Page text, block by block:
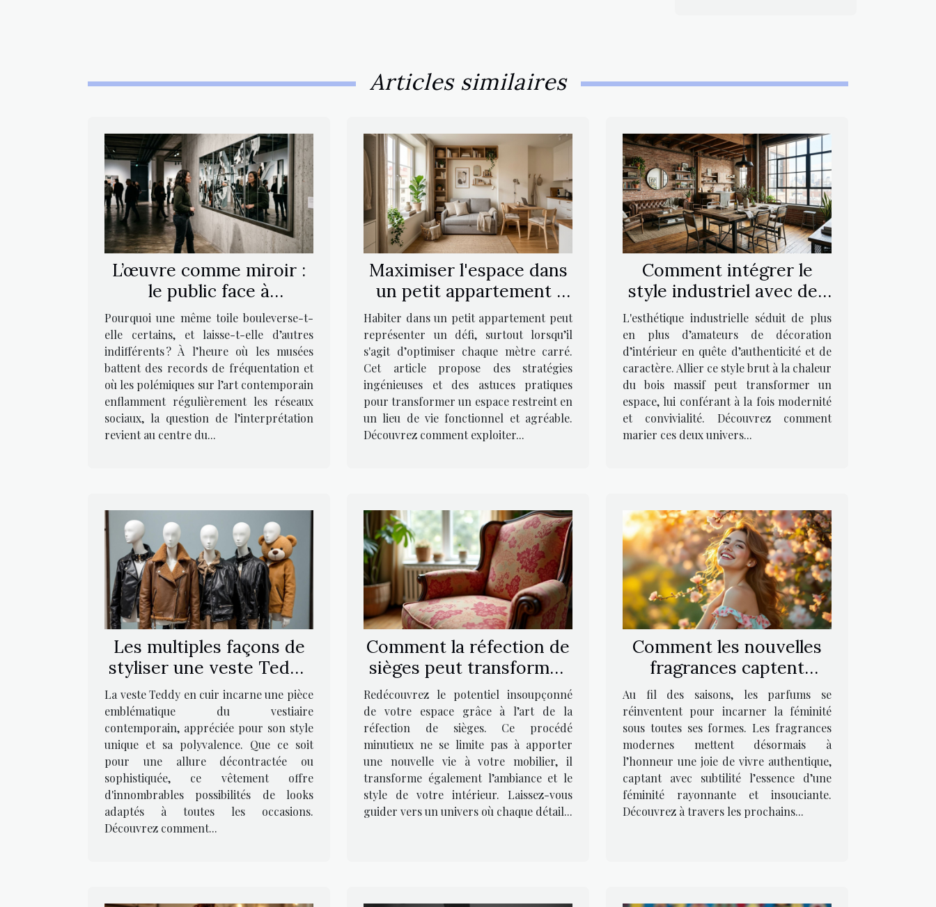
Articles similaires
L’œuvre comme miroir :
le public face à
l’interprétation artistique
Pourquoi une même toile bouleverse-t-
elle certains, et laisse-t-elle d’autres
indifférents ? À l’heure où les musées
battent des records de fréquentation et
où les polémiques sur l’art contemporain
enflamment régulièrement les réseaux
sociaux, la question de l’interprétation
revient au centre du...
Maximiser l'espace dans
un petit appartement :
stratégies et astuces
Habiter dans un petit appartement peut
représenter un défi, surtout lorsqu’il
s'agit d’optimiser chaque mètre carré.
Cet article propose des stratégies
ingénieuses et des astuces pratiques
pour transformer un espace restreint en
un lieu de vie fonctionnel et agréable.
Découvrez comment exploiter...
Comment intégrer le
style industriel avec des
meubles en bois massif ?
L'esthétique industrielle séduit de plus
en plus d’amateurs de décoration
d’intérieur en quête d’authenticité et de
caractère. Allier ce style brut à la chaleur
du bois massif peut transformer un
espace, lui conférant à la fois modernité
et convivialité. Découvrez comment
marier ces deux univers...
Les multiples façons de
styliser une veste Teddy
en cuir
La veste Teddy en cuir incarne une pièce
emblématique du vestiaire
contemporain, appréciée pour son style
unique et sa polyvalence. Que ce soit
pour une allure décontractée ou
sophistiquée, ce vêtement offre
d'innombrables possibilités de looks
adaptés à toutes les occasions.
Découvrez comment...
Comment la réfection de
sièges peut transformer
votre intérieur ?
Redécouvrez le potentiel insoupçonné
de votre espace grâce à l’art de la
réfection de sièges. Ce procédé
minutieux ne se limite pas à apporter
une nouvelle vie à votre mobilier, il
transforme également l’ambiance et le
style de votre intérieur. Laissez-vous
guider vers un univers où chaque détail...
Comment les nouvelles
fragrances captent
l'essence de la féminité
joviale ?
Au fil des saisons, les parfums se
réinventent pour incarner la féminité
sous toutes ses formes. Les fragrances
modernes mettent désormais à
l’honneur une joie de vivre authentique,
captant avec subtilité l’essence d’une
féminité rayonnante et insouciante.
Découvrez à travers les prochains...